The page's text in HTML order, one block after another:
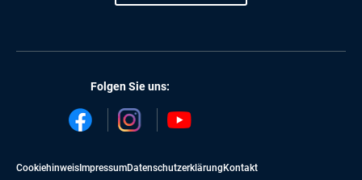
Folgen Sie uns:
Cookiehinweis ImpressumDatenschutzerklärung Kontakt